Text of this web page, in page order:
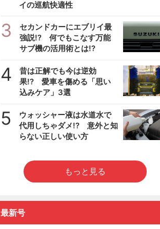
イの巡航快適性
3
セカンドカーにエブリイ最
強説!? 何でもこなす万能
サブ機の活用術とは!?
4
昔は正解でも今は逆効
果!? 愛車を傷める「思い
込みケア」3選
5
ウォッシャー液は水道水で
代用しちゃダメ!? 意外と知
らない正しい使い方
もっと見る
最新号